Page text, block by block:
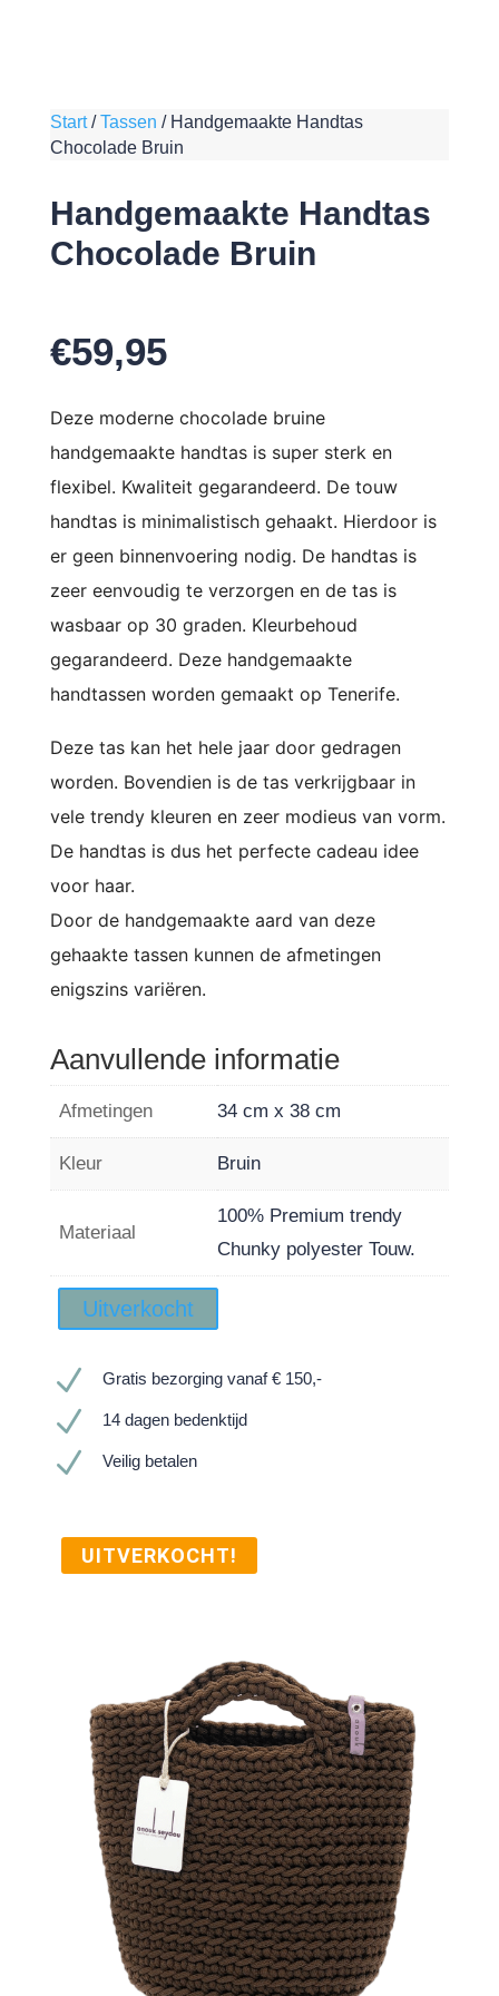
Start/Tassen / Handgemaakte Handtas
Chocolade Bruin
Handgemaakte Handtas
Chocolade Bruin
€59,95
Deze moderne chocolade bruine
handgemaakte handtas is super sterk en
flexibel. Kwaliteit gegarandeerd. De touw
handtas is minimalistisch gehaakt. Hierdoor is
er geen binnenvoering nodig. De handtas is
zeer eenvoudig te verzorgen en de tas is
wasbaar op 30 graden. Kleurbehoud
gegarandeerd. Deze handgemaakte
handtassen worden gemaakt op Tenerife.
Deze tas kan het hele jaar door gedragen
worden. Bovendien is de tas verkrijgbaar in
vele trendy kleuren en zeer modieus van vorm.
De handtas is dus het perfecte cadeau idee
voor haar.
Door de handgemaakte aard van deze
gehaakte tassen kunnen de afmetingen
enigszins variëren.
Aanvullende informatie
Afmetingen 34 cm x 38 cm
Kleur Bruin
Materiaal
100% Premium trendy
Chunky polyester Touw.
Uitverkocht
N Gratis bezorging vanaf € 150,-
N 14 dagen bedenktijd
N Veilig betalen
UITVERKOCHT!